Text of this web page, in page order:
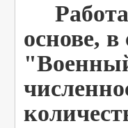
Работа
основе,